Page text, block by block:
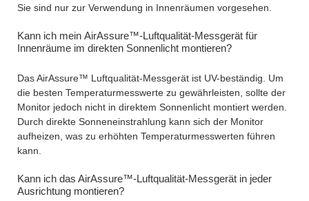
Sie sind nur zur Verwendung in Innenräumen vorgesehen.
Kann ich mein AirAssure™-Luftqualität-Messgerät für
Innenräume im direkten Sonnenlicht montieren?
Das AirAssure™ Luftqualität-Messgerät ist UV-beständig. Um
die besten Temperaturmesswerte zu gewährleisten, sollte der
Monitor jedoch nicht in direktem Sonnenlicht montiert werden.
Durch direkte Sonneneinstrahlung kann sich der Monitor
aufheizen, was zu erhöhten Temperaturmesswerten führen
kann.
Kann ich das AirAssure™-Luftqualität-Messgerät in jeder
Ausrichtung montieren?